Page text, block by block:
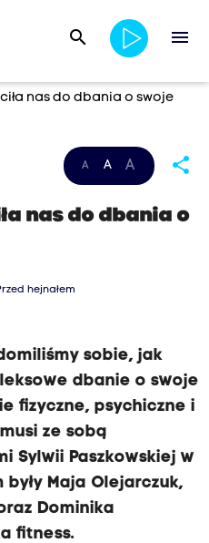
search menu
nas do dbania o swoje
A A A share
nas do dbania o
hejnałem
sobie, jak
dbanie o swoje
fizyczne, psychiczne i
ze sobą
Sylwii Paszkowskiej w
były Maja Olejarczuk,
Dominika
fitness.